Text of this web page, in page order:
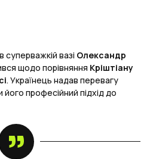
суперважкій вазі Олександр
щодо порівняння Кріштіану
. Українець надав перевагу
професійний підхід до